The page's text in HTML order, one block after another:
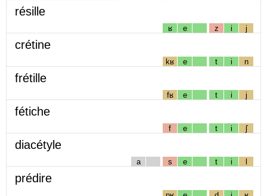
résille
ʁ e z i j
crétine
kʁ e t i n
frétille
fʁ e t i j
fétiche
f e t i ʃ
diacétyle
a s e t i l
prédire